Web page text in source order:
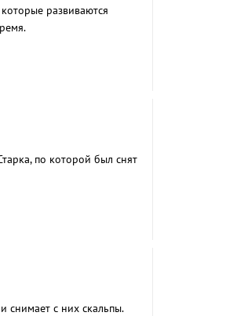
развиваются
по которой был снят
снимает с них скальпы.